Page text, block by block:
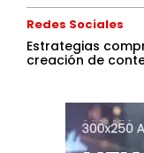
Redes Sociales
Estrategias
creación de